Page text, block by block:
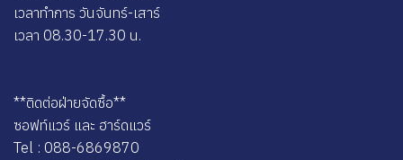
เวลาทำการ วันจันทร์-เสาร์
เวลา 08.30-17.30 น.
**ติดต่อฝ่ายจัดซื้อ**
ซอฟท์แวร์ และ ฮาร์ดแวร์
Tel : 088-6869870